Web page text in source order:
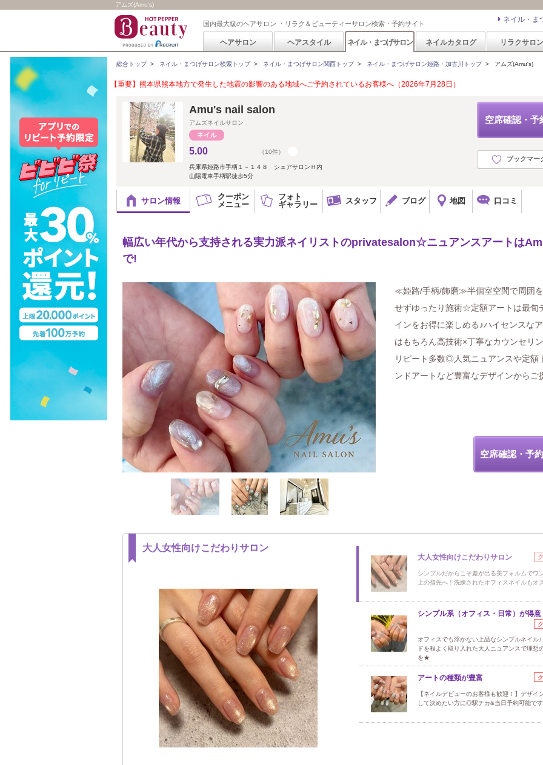
アムズ(Amu's)
国内最大級のヘアサロン ・リラク＆ビューティーサロン検索・予約サイト ネイル・ま
ヘアサロン ヘアスタイル ネイル・まつげサロン ネイルカタログ リラクサロン
総合トップ> ネイル・まつげサロン検索トップ> ネイル・まつげサロン関西トップ> ネイル・まつげサロン姫路・加古川トップ> アムズ(Amu's)
【重要】熊本県熊本地方で発生した地震の影響のある地域へご予約されているお客様へ（2026年7月28日）
空席確認・予
ブックマー
Amu's nail salon
アムズネイルサロン
5.00 （10件）
兵庫県姫路市手柄１－１４８ シェアサロンＨ内
山陽電車手柄駅徒歩5分
サロン情報
クーポン
メニュー
フォト
ギャラリー
スタッフ ブログ 地図 口コミ
幅広い年代から支持される実力派ネイリストのprivatesalon☆ニュアンスアートは
で!
≪姫路/手柄/飾磨≫半個室空間で周囲
せずゆったり施術☆定額アートは最旬
インをお得に楽しめる♪ハイセンスな
はもちろん高技術×丁寧なカウンセリ
リピート多数◎人気ニュアンスや定額
ンドアートなど豊富なデザインからご
空席確認・予
大人女性向けこだわりサロン
大人女性向けこだわりサロン
シンプルだからこそ差が出る美フォルムでワ
上の指先へ！洗練されたオフィスネイルもオ
シンプル系（オフィス・日常）が得意
オフィスでも浮かない上品なシンプルネイル
ドを程よく取り入れた大人ニュアンスで理想
を★
アートの種類が豊富
【ネイルデビューのお客様も歓迎！】デザイ
して決めたい方に◎駅チカ&当日予約可能で